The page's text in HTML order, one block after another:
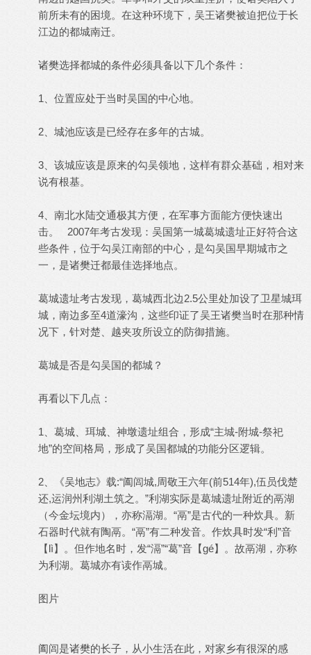
前所未有的困境。在这种环境下，吴王诸樊被迫把位于长
江边的都城南迁。
诸樊选择都城的条件必须具备以下几个条件：
1、位置应处于当时吴国的中心地。
2、城池应该是已经存在多年的古城。
3、该城应该是原来的勾吴领地，这样有群众基础，相对来
说有根基。
4、南北水陆交通极其方便，在军事方面能方便快速出
击。 2007年考古发现：吴国第一城葛城遗址正好符合这
些条件，位于勾吴江南部的中心，是勾吴国早期城市之
一，是诸樊迁都最佳选择地点。
葛城遗址考古发现，葛城西北边2.5公里处加设了卫星城珥
城，南边多至4道濠沟，这些印证了吴王诸樊当时在那种情
况下，针对楚、越夹攻所设立的防御措施。
葛城是否是勾吴国的都城？
再看以下几点：
1、葛城、珥城、神墩遗址组合，形成“主城-附城-祭祀
地”的空间格局，形成了吴国都城的功能分区逻辑。
2、《吴地志》载:“阖闾城,周敬王六年(前514年),伍员伐楚
还,运润州利湖土筑之。”利湖实际是葛城遗址附近的鬲湖
（今金坛境内），亦称滆湖。“鬲”是古代的一种炊具。新
石器时代就有陶鬲。“鬲”有二种发音。作炊具时发“利”音
【lì】。但作地名时，发“滆”“葛”音【gé】。故鬲湖，亦称
为利湖。葛城亦有读作鬲城。
图片
阖闾是诸樊的长子，从小生活在此，对家乡有很深的感